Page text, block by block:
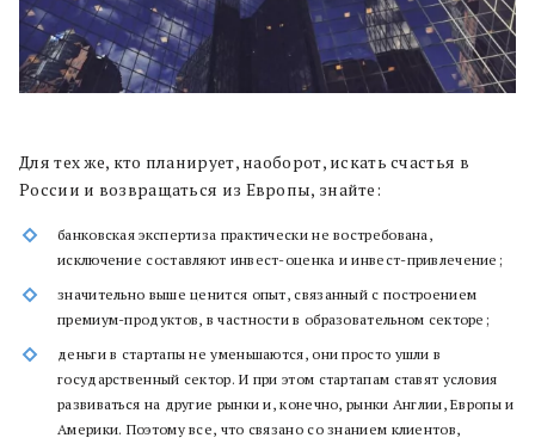
Для тех же, кто планирует, наоборот, искать счастья в
России и возвращаться из Европы, знайте:
банковская экспертиза практически не востребована,
исключение составляют инвест-оценка и инвест-привлечение;
значительно выше ценится опыт, связанный с построением
премиум-продуктов, в частности в образовательном секторе;
деньги в стартапы не уменьшаются, они просто ушли в
государственный сектор. И при этом стартапам ставят условия
развиваться на другие рынки и, конечно, рынки Англии, Европы и
Америки. Поэтому все, что связано со знанием клиентов,